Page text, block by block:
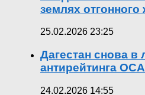
землях
25.02.2026 23:25
Дагестан снова в
антирейтинга
24.02.2026 14:55